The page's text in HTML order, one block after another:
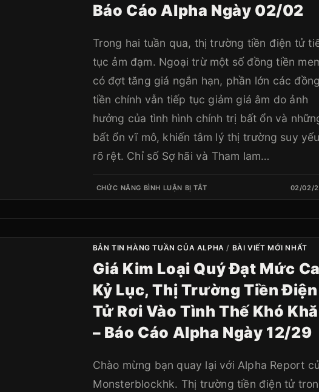
Báo Cáo Alpha Ngày 02/02
Trong hai tuần qua, thị trường tiền điện tử
tục ảm đạm. Ngoại trừ một số đồng tiền
có đợt tăng giá ngắn hạn, phần lớn các đồng
tiền chính vẫn tiếp tục giảm giá âm do ảnh
hưởng của tình hình chính trị bất ổn và
bất ổn vĩ mô, khiến tâm lý thị trường suy yếu
rõ rệt. Chỉ số Sợ hãi và Tham lam…
CHỨC NĂNG BÌNH LUẬN BỊ TẮT 02/02/
BẢN TIN HÀNG TUẦN CỦA ALPHA / BÀI VIẾT MỚI NHẤT
Giá Kim Loại Quý Đạt Mức
Kỷ Lục, Thị Trường Tiền Điện
Tử Rơi Vào Tình Thế Khó
– Báo Cáo Alpha Ngày 12/29
Chào mừng bạn quay lại với Alpha Report
Monsterblockhk. Thị trường tiền điện tử